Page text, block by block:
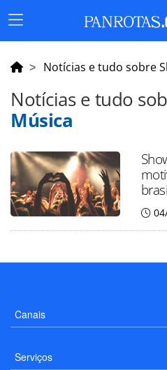
Menu
Principal
Notícias e tudo sobre
Notícias e tudo
Música
Canais
Serviços